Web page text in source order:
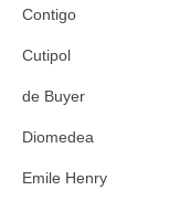
Contigo
Cutipol
de Buyer
Diomedea
Emile Henry